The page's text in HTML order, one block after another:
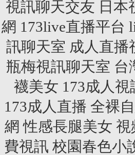
視訊聊天交友 日本
網 173live直播平台
訊聊天室 成人直播
瓶梅視訊聊天室 台
襪美女 173成人視
173成人直播 全裸
網 性感長腿美女 視
費視訊 校園春色小